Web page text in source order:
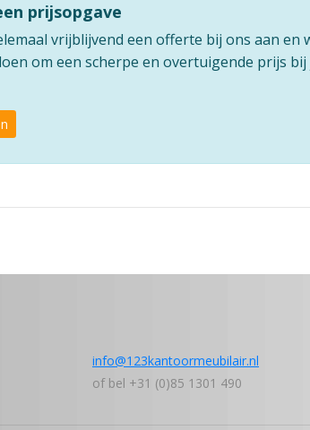
prijsopgave
vrijblijvend een offerte bij ons aan en
om een scherpe en overtuigende prijs bij
info@123kantoormeubilair.nl
of bel +31 (0)85 1301 490